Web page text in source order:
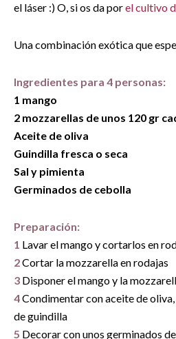
el láser :) O, si os da porel cultivo
Una combinación exótica que
Ingredientes para 4 personas:
1 mango
2 mozzarellas de unos 120 gr
Aceite de oliva
Guindilla fresca o seca
Sal y pimienta
Germinados de cebolla
Preparación:
1 Lavar el mango y cortarlos en
2Cortar la mozzarella en rodajas
3 Disponer el mango y la
4Condimentar con aceite de
de guindilla
5 Decorar con unos germinados